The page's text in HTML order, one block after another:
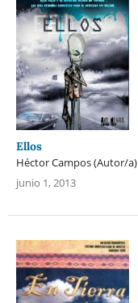
Ellos
Héctor Campos (Autor/a)
junio 1, 2013